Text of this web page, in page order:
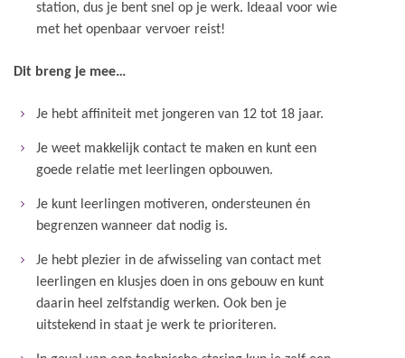
station, dus je bent snel op je werk. Ideaal voor wie
met het openbaar vervoer reist!
Dit breng je mee…
Je hebt affiniteit met jongeren van 12 tot 18 jaar.
Je weet makkelijk contact te maken en kunt een
goede relatie met leerlingen opbouwen.
Je kunt leerlingen motiveren, ondersteunen én
begrenzen wanneer dat nodig is.
Je hebt plezier in de afwisseling van contact met
leerlingen en klusjes doen in ons gebouw en kunt
daarin heel zelfstandig werken. Ook ben je
uitstekend in staat je werk te prioriteren.